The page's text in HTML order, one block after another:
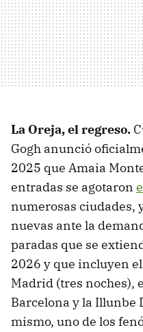
La Oreja, el regreso.
Gogh anunció
2025 que Amaia
entradas se agotaron
numerosas ciudades,
nuevas ante la
paradas que se
2026 y que incluyen
Madrid (tres noches),
Barcelona y la Illunbe
mismo, uno de los